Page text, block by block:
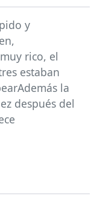
y
rico, el
estaban
la
después del